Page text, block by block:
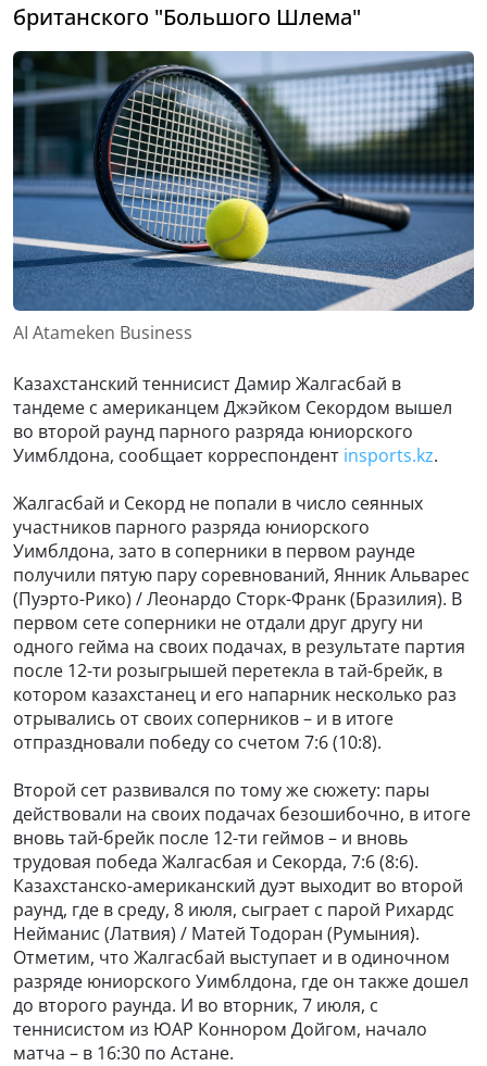
британского "Большого Шлема"
AI Atameken Business
Казахстанский теннисист Дамир Жалгасбай в
тандеме с американцем Джэйком Секордом вышел
во второй раунд парного разряда юниорского
Уимблдона, сообщает корреспондент insports.kz.
Жалгасбай и Секорд не попали в число сеянных
участников парного разряда юниорского
Уимблдона, зато в соперники в первом раунде
получили пятую пару соревнований, Янник Альварес
(Пуэрто-Рико) / Леонардо Сторк-Франк (Бразилия). В
первом сете соперники не отдали друг другу ни
одного гейма на своих подачах, в результате партия
после 12-ти розыгрышей перетекла в тай-брейк, в
котором казахстанец и его напарник несколько раз
отрывались от своих соперников – и в итоге
отпраздновали победу со счетом 7:6 (10:8).
Второй сет развивался по тому же сюжету: пары
действовали на своих подачах безошибочно, в итоге
вновь тай-брейк после 12-ти геймов – и вновь
трудовая победа Жалгасбая и Секорда, 7:6 (8:6).
Казахстанско-американский дуэт выходит во второй
раунд, где в среду, 8 июля, сыграет с парой Рихардс
Нейманис (Латвия) / Матей Тодоран (Румыния).
Отметим, что Жалгасбай выступает и в одиночном
разряде юниорского Уимблдона, где он также дошел
до второго раунда. И во вторник, 7 июля, с
теннисистом из ЮАР Коннором Дойгом, начало
матча – в 16:30 по Астане.